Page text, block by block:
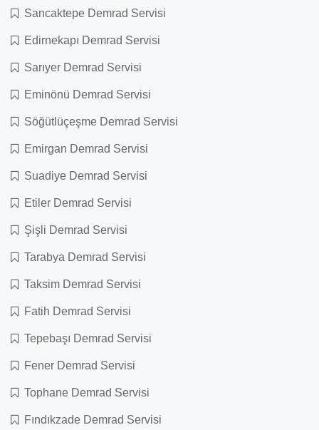
Sancaktepe Demrad Servisi
Edirnekapı Demrad Servisi
Sarıyer Demrad Servisi
Eminönü Demrad Servisi
Söğütlüçeşme Demrad Servisi
Emirgan Demrad Servisi
Suadiye Demrad Servisi
Etiler Demrad Servisi
Şişli Demrad Servisi
Tarabya Demrad Servisi
Taksim Demrad Servisi
Fatih Demrad Servisi
Tepebaşı Demrad Servisi
Fener Demrad Servisi
Tophane Demrad Servisi
Fındıkzade Demrad Servisi